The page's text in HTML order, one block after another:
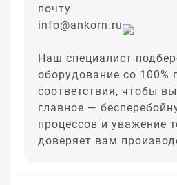
почту
info@ankorn.ru
Наш специалист
оборудование со 100%
соответствия, чтобы
главное —
процессов и уважение
доверяет вам